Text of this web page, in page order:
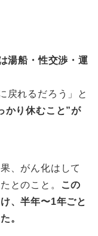
湯船・性交渉・運
戻れるだろう」と
かり休むこと”が
、がん化はして
とのこと。
この
、半年〜1年ごと
。